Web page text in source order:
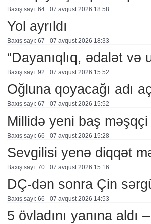
Baxış sayı: 64 07 avqust 2026 18:58
Yol ayrıldı
Baxış sayı: 67 07 avqust 2026 18:33
“Dayanıqlıq, ədalət
Baxış sayı: 92 07 avqust 2026 15:52
Oğluna qoyacağı adı
Baxış sayı: 67 07 avqust 2026 15:52
Millidə yeni baş məşqçi
Baxış sayı: 66 07 avqust 2026 15:28
Sevgilisi yenə diqqət
Baxış sayı: 70 07 avqust 2026 15:16
DÇ-dən sonra Çin
Baxış sayı: 66 07 avqust 2026 14:53
5 övladını yanına aldı